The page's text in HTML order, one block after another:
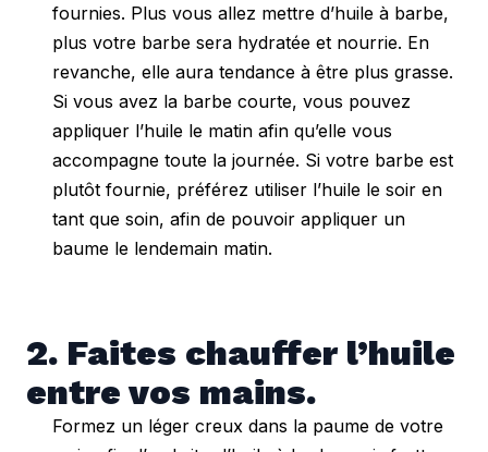
fournies. Plus vous allez mettre d’huile à barbe,
plus votre barbe sera hydratée et nourrie. En
revanche, elle aura tendance à être plus grasse.
Si vous avez la barbe courte, vous pouvez
appliquer l’huile le matin afin qu’elle vous
accompagne toute la journée. Si votre barbe est
plutôt fournie, préférez utiliser l’huile le soir en
tant que soin, afin de pouvoir appliquer un
baume le lendemain matin.
2. Faites chauffer l’huile
entre vos mains.
Formez un léger creux dans la paume de votre